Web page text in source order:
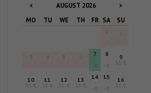
< AUGUST 2026
>
MO
TU WE TH FR SA SU
7
8
- €
9
35 €
10
35 €
11
35 €
12
35 €
13
35 €
14
- €
15
- €
16
35 €